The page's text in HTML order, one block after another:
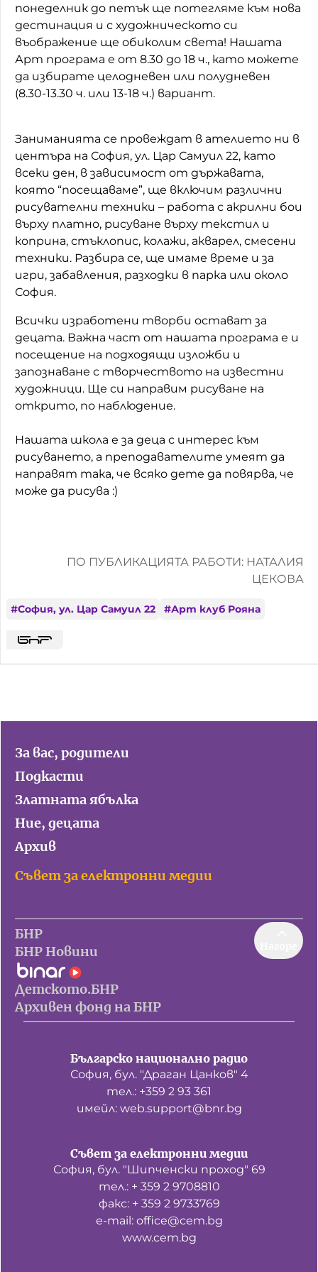
Домашен любимец
Питаме Ви
До ре ми
понеделник до петък ще потегляме към нова
дестинация и с художническото си
въображение ще обиколим света! Нашата
Арт програма е от 8.30 до 18 ч., като можете
да избирате целодневен или полудневен
(8.30-13.30 ч. или 13-18 ч.) вариант.
Заниманията се провеждат в ателието ни в
центъра на София, ул. Цар Самуил 22, като
всеки ден, в зависимост от държавата,
която “посещаваме”, ще включим различни
рисувателни техники – работа с акрилни бои
върху платно, рисуване върху текстил и
коприна, стъклопис, колажи, акварел, смесени
техники. Разбира се, ще имаме време и за
игри, забавления, разходки в парка или около
София.
Всички изработени творби остават за
децата. Важна част от нашата програма е и
посещение на подходящи изложби и
запознаване с творчеството на известни
художници. Ще си направим рисуване на
открито, по наблюдение.
Нашата школа е за деца с интерес към
рисуването, а преподавателите умеят да
направят така, че всяко дете да повярва, че
може да рисува :)
ПО ПУБЛИКАЦИЯТА РАБОТИ: НАТАЛИЯ
ЦЕКОВА
#София, ул. Цар Самуил 22 #Арт клуб Рояна
За вас, родители
Подкасти
Златната ябълка
Ние, децата
Архив
Съвет за електронни медии
БНР
БНР Новини
Детското.БНР
Архивен фонд на БНР
Българско национално радио
София, бул. "Драган Цанков" 4
тел.: +359 2 93 361
имейл: web.support@bnr.bg
Съвет за електронни медии
София, бул. "Шипченски проход" 69
тел.: + 359 2 9708810
факс: + 359 2 9733769
е-mail: office@cem.bg
www.cem.bg